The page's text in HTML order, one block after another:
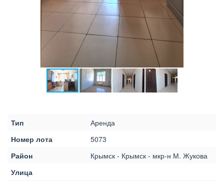
Тип
Аренда
Номер лота
5073
Район
Крымск - Крымск - мкр-н М. Жукова
Улица